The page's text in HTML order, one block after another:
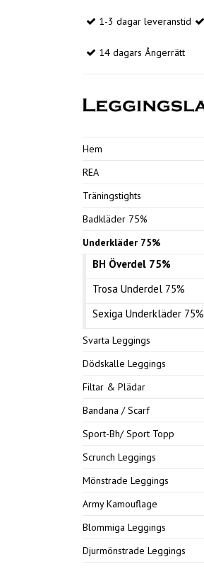
1-3 dagar leveranstid
14 dagars Ångerrätt
Hem
REA
Träningstights
Badkläder 75%
Underkläder 75%
BH Överdel 75%
Trosa Underdel 75%
Sexiga Underkläder 75%
Svarta Leggings
Dödskalle Leggings
Filtar & Plädar
Bandana / Scarf
Sport-Bh/ Sport Topp
Scrunch Leggings
Mönstrade Leggings
Army Kamouflage
Blommiga Leggings
Djurmönstrade Leggings